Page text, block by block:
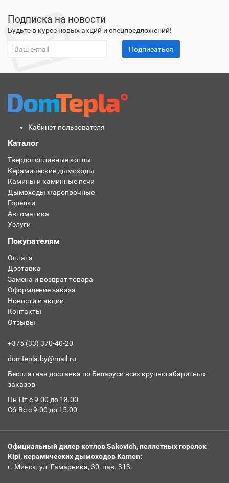
Подписка на новости
Будьте в курсе новых акций и спецпредложений!
Подписаться
Кабинет пользователя
Каталог
Твердотопливные котлы
Керамические дымоходы
Камины и каминные печи
Дымоходы жаропрочные
Горелки
Автоматика
Услуги
Покупателям
Оплата
Доставка
Замена и возврат товара
Оформление заказа
Новости и акции
Контакты
Отзывы
+375 (33) 370-40-20
domtepla.by@mail.ru
Бесплатная доставка по Беларуси всех крупногабаритных
заказов
Пн-Пт с 9.00 до 18.00
Сб-Вс с 9.00 до 15.00
Официальный дилер котлов Sakovich, пеллетных горелок
Kipi, керамических дымоходов Kamen:
г. Минск, ул. Гамарника, 30, пав. 313.